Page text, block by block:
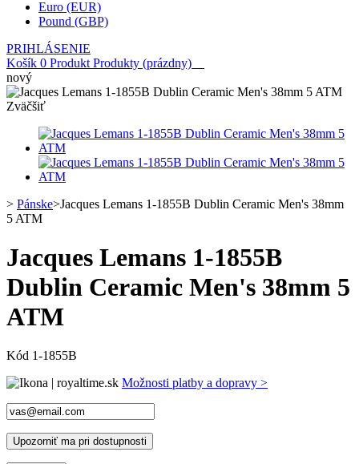
Euro (EUR)
Pound (GBP)
PRIHLÁSENIE
Košík 0 Produkt Produkty (prázdny)
nový
Zväčšiť
> Pánske>Jacques Lemans 1-1855B Dublin Ceramic Men's 38mm
5 ATM
Jacques Lemans 1-1855B
Dublin Ceramic Men's 38mm 5
ATM
Kód 1-1855B
Možnosti platby a dopravy >
Upozorniť ma pri dostupnosti